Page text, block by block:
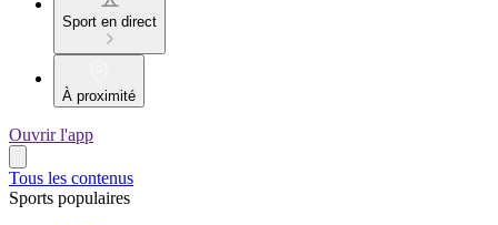
Sport en direct
À proximité
Ouvrir l'app
Tous les contenus
Sports populaires